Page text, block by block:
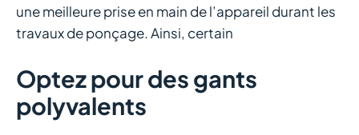
une meilleure prise en main de l’appareil durant les
travaux de ponçage. Ainsi, certain
Optez pour des gants
polyvalents